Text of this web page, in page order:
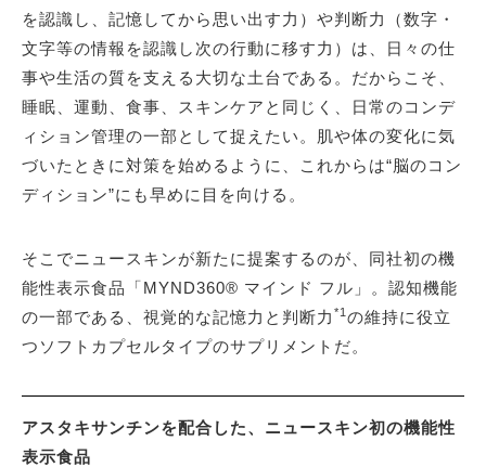
を認識し、記憶してから思い出す力）や判断力（数字・
文字等の情報を認識し次の行動に移す力）は、日々の仕
事や生活の質を支える大切な土台である。だからこそ、
睡眠、運動、食事、スキンケアと同じく、日常のコンデ
ィション管理の一部として捉えたい。肌や体の変化に気
づいたときに対策を始めるように、これからは“脳のコン
ディション”にも早めに目を向ける。
そこでニュースキンが新たに提案するのが、同社初の機
能性表示食品「MYND360® マインド フル」。認知機能
の一部である、視覚的な記憶力と判断力 *1 の維持に役立
つソフトカプセルタイプのサプリメントだ。
アスタキサンチンを配合した、ニュースキン初の機能性
表示食品